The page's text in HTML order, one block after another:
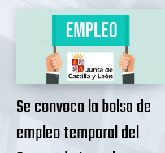
Se convoca la bolsa de
empleo temporal del